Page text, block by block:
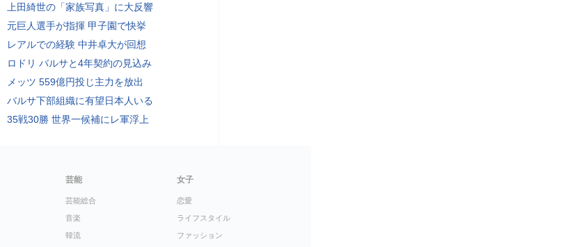
上田綺世の「家族写真」に大反響
元巨人選手が指揮 甲子園で快挙
レアルでの経験 中井卓大が回想
ロドリ バルサと4年契約の見込み
メッツ 559億円投じ主力を放出
バルサ下部組織に有望日本人いる
35戦30勝 世界一候補にレ軍浮上
芸能
芸能総合
音楽
韓流
女子
恋愛
ライフスタイル
ファッション